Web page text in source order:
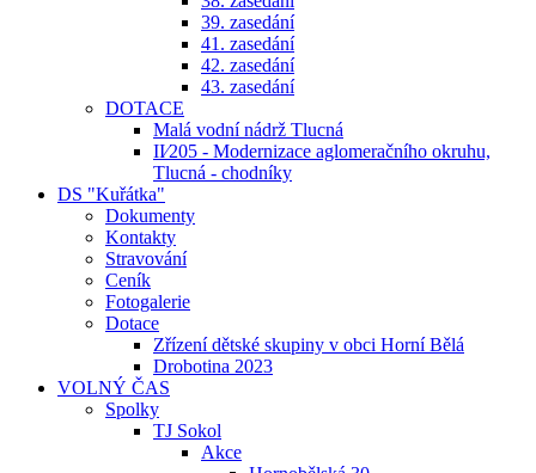
39. zasedání
41. zasedání
42. zasedání
43. zasedání
DOTACE
Malá vodní nádrž Tlucná
II⁄205 - Modernizace aglomeračního okruhu,
Tlucná - chodníky
DS "Kuřátka"
Dokumenty
Kontakty
Stravování
Ceník
Fotogalerie
Dotace
Zřízení dětské skupiny v obci Horní Bělá
Drobotina 2023
VOLNÝ ČAS
Spolky
TJ Sokol
Akce